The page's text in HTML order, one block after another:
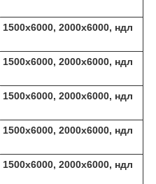
1500х6000, 2000х6000, ндл
1500х6000, 2000х6000, ндл
1500х6000, 2000х6000, ндл
1500х6000, 2000х6000, ндл
1500х6000, 2000х6000, ндл